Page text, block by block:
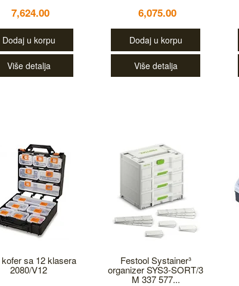
7,624.00
Dodaj u korpu
Više detalja
6,075.00
Dodaj u korpu
Više detalja
sa 12 klasera
2080/V12
Festool Systainer³
organizer SYS3-SORT/3
M 337 577...